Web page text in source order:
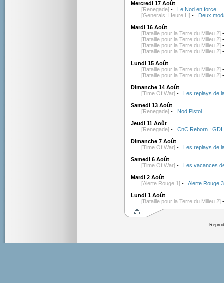
Mercredi 17 Août
[Renegade] -
Le Nod en force...
[Generals: Heure H] -
Deux
Mardi 16 Août
[Bataille pour la Terre du Milieu 2]
[Bataille pour la Terre du Milieu 2]
[Bataille pour la Terre du Milieu 2]
[Bataille pour la Terre du Milieu 2]
Lundi 15 Août
[Bataille pour la Terre du Milieu 2]
[Bataille pour la Terre du Milieu 2]
Dimanche 14 Août
[Time Of War] -
Les replays de
Samedi 13 Août
[Renegade] -
Nod Pistol
Jeudi 11 Août
[Renegade] - CnC Reborn : GDI
Dimanche 7 Août
[Time Of War] -
Les replays de
Samedi 6 Août
[Time Of War] -
Les vacances
Mardi 2 Août
[Alerte Rouge 1] - Alerte Rouge
Lundi 1 Août
[Bataille pour la Terre du Milieu 2]